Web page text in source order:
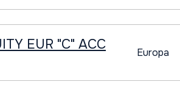
EUR "C" ACC Europa